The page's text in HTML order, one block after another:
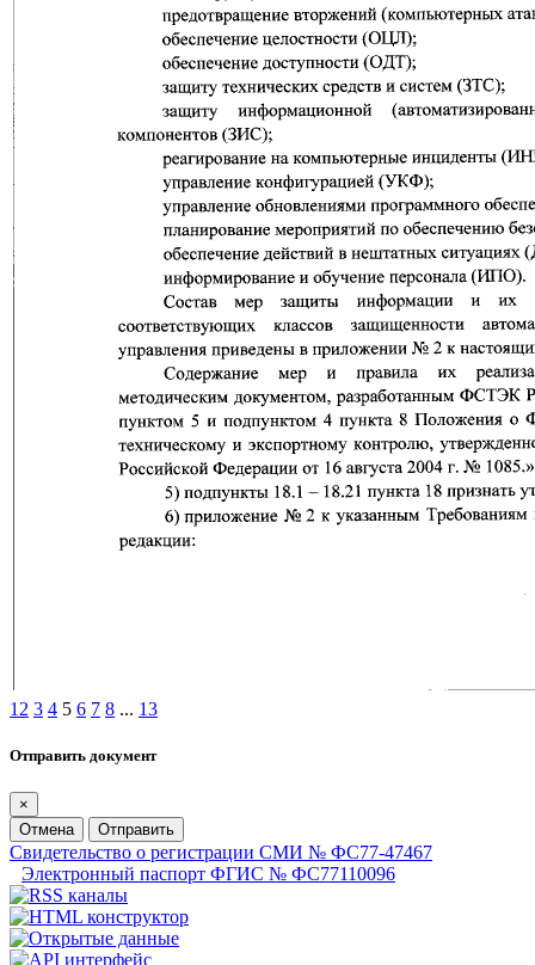
1 2 3 4 5 6 7 8 ... 13
Отправить документ
×
Отмена
Отправить
Свидетельство о регистрации СМИ № ФС77-47467
Электронный паспорт ФГИС № ФС77110096